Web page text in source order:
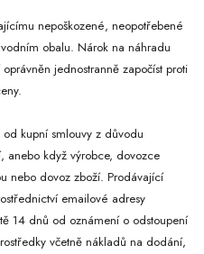
nepoškozené, neopotřebené
obalu. Nárok na náhradu
jednostranně započíst proti
kupní smlouvy z důvodu
anebo když výrobce, dovozce
nebo dovoz zboží. Prodávající
emailové adresy
14 dnů od oznámení o odstoupení
včetně nákladů na dodání,